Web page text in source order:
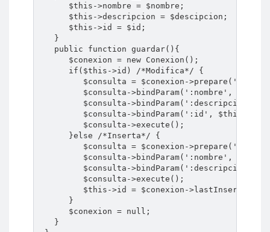
$this->nombre = $nombre;
$this->descripcion = $descipcion;
$this->id = $id;
}
public function guardar(){
$conexion = new Conexion();
if($this->id) /*Modifica*/ {
$consulta = $conexion->prepare('UPDATE '
$consulta->bindParam(':nombre', $this-
$consulta->bindParam(':descripcion',
$consulta->bindParam(':id', $this-
$consulta->execute();
}else /*Inserta*/ {
$consulta = $conexion->prepare('INSERT
$consulta->bindParam(':nombre', $this-
$consulta->bindParam(':descripcion',
$consulta->execute();
$this->id = $conexion->lastInsertId();
}
$conexion = null;
}